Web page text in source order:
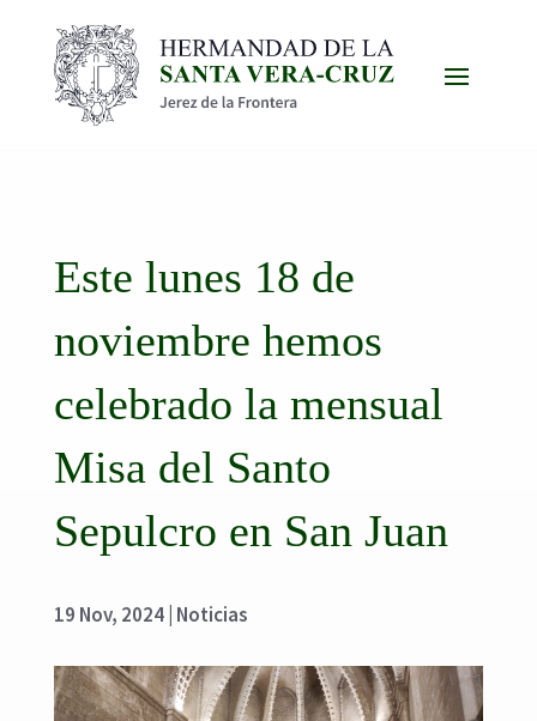
Este lunes 18 de
noviembre hemos
celebrado la mensual
Misa del Santo
Sepulcro en San Juan
19 Nov, 2024| Noticias